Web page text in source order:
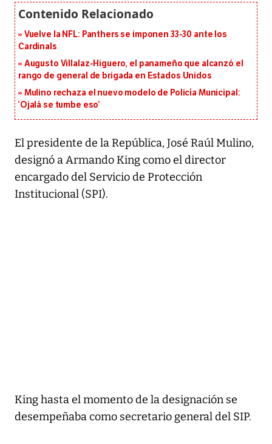
Vuelve la NFL: Panthers se imponen 33-30 ante los
Cardinals
Augusto Villalaz-Higuero, el panameño que alcanzó el
rango de general de brigada en Estados Unidos
Mulino rechaza el nuevo modelo de Policía Municipal:
‘Ojalá se tumbe eso’
El presidente de la República, José Raúl Mulino,
designó a Armando King como el director
encargado del Servicio de Protección
Institucional (SPI).
King hasta el momento de la designación se
desempeñaba como secretario general del SIP.